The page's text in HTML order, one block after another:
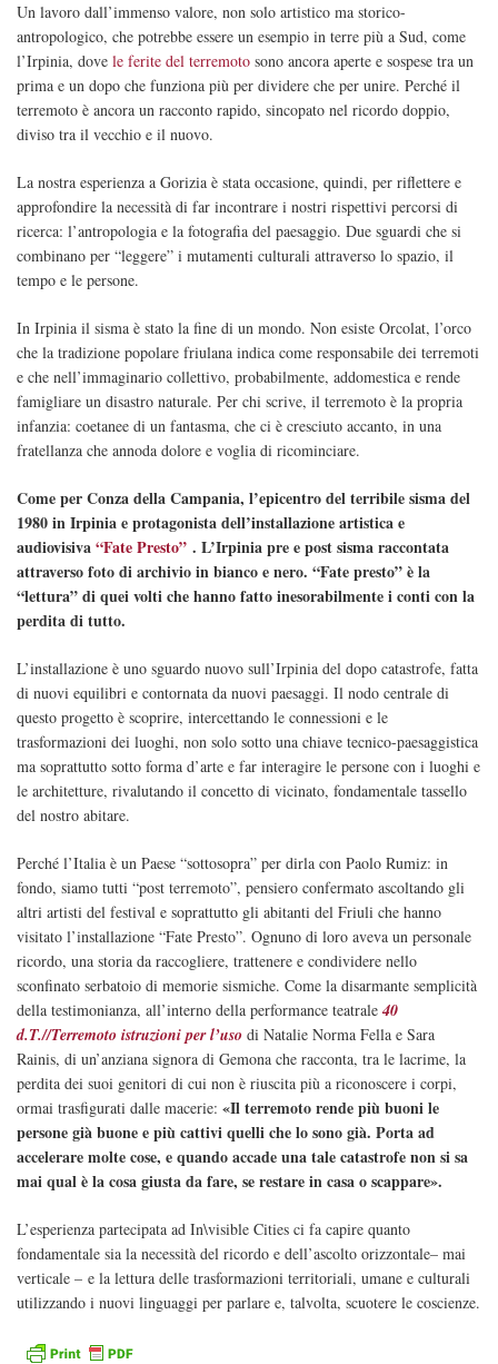
Un lavoro dall’immenso valore, non solo artistico ma storico-
antropologico, che potrebbe essere un esempio in terre più a Sud, come
l’Irpinia, dove le ferite del terremoto sono ancora aperte e sospese tra un
prima e un dopo che funziona più per dividere che per unire. Perché il
terremoto è ancora un racconto rapido, sincopato nel ricordo doppio,
diviso tra il vecchio e il nuovo.
La nostra esperienza a Gorizia è stata occasione, quindi, per riflettere e
approfondire la necessità di far incontrare i nostri rispettivi percorsi di
ricerca: l’antropologia e la fotografia del paesaggio. Due sguardi che si
combinano per “leggere” i mutamenti culturali attraverso lo spazio, il
tempo e le persone.
In Irpinia il sisma è stato la fine di un mondo. Non esiste Orcolat, l’orco
che la tradizione popolare friulana indica come responsabile dei terremoti
e che nell’immaginario collettivo, probabilmente, addomestica e rende
famigliare un disastro naturale. Per chi scrive, il terremoto è la propria
infanzia: coetanee di un fantasma, che ci è cresciuto accanto, in una
fratellanza che annoda dolore e voglia di ricominciare.
Come per Conza della Campania, l’epicentro del terribile sisma del
1980 in Irpinia e protagonista dell’installazione artistica e
audiovisiva“Fate Presto” . L’Irpinia pre e post sisma raccontata
attraverso foto di archivio in bianco e nero. “Fate presto” è la
“lettura” di quei volti che hanno fatto inesorabilmente i conti con la
perdita di tutto.
L’installazione è uno sguardo nuovo sull’Irpinia del dopo catastrofe, fatta
di nuovi equilibri e contornata da nuovi paesaggi. Il nodo centrale di
questo progetto è scoprire, intercettando le connessioni e le
trasformazioni dei luoghi, non solo sotto una chiave tecnico-paesaggistica
ma soprattutto sotto forma d’arte e far interagire le persone con i luoghi e
le architetture, rivalutando il concetto di vicinato, fondamentale tassello
del nostro abitare.
Perché l’Italia è un Paese “sottosopra” per dirla con Paolo Rumiz: in
fondo, siamo tutti “post terremoto”, pensiero confermato ascoltando gli
altri artisti del festival e soprattutto gli abitanti del Friuli che hanno
visitato l’installazione “Fate Presto”. Ognuno di loro aveva un personale
ricordo, una storia da raccogliere, trattenere e condividere nello
sconfinato serbatoio di memorie sismiche. Come la disarmante semplicità
della testimonianza, all’interno della performance teatrale 40
d.T.//Terremoto istruzioni per l’uso di Natalie Norma Fella e Sara
Rainis, di un’anziana signora di Gemona che racconta, tra le lacrime, la
perdita dei suoi genitori di cui non è riuscita più a riconoscere i corpi,
ormai trasfigurati dalle macerie: «Il terremoto rende più buoni le
persone già buone e più cattivi quelli che lo sono già. Porta ad
accelerare molte cose, e quando accade una tale catastrofe non si sa
mai qual è la cosa giusta da fare, se restare in casa o scappare».
L’esperienza partecipata ad In\visible Cities ci fa capire quanto
fondamentale sia la necessità del ricordo e dell’ascolto orizzontale– mai
verticale – e la lettura delle trasformazioni territoriali, umane e culturali
utilizzando i nuovi linguaggi per parlare e, talvolta, scuotere le coscienze.